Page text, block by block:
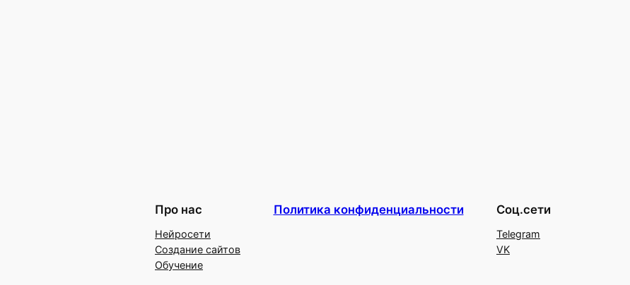
Про нас
Нейросети
Создание сайтов
Обучение
Политика конфиденциальности Соц.сети
Telegram
VK